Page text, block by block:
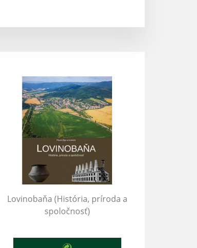
Lovinobaňa (História, príroda a
spoločnosť)